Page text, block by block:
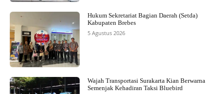
Hukum Sekretariat Bagian Daerah (Setda)
Kabupaten Brebes
5 Agustus 2026
Wajah Transportasi Surakarta Kian Berwarna
Semenjak Kehadiran Taksi Bluebird